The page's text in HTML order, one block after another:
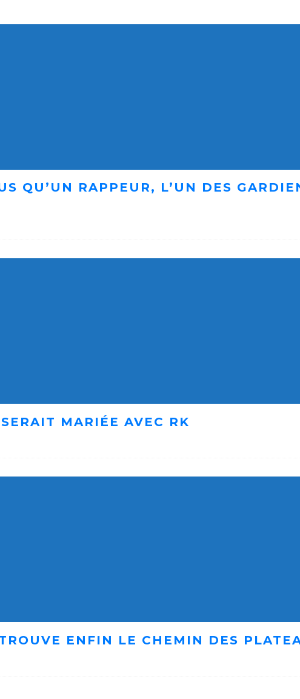
QU’UN RAPPEUR, L’UN DES
MARIÉE AVEC RK
ENFIN LE CHEMIN DES